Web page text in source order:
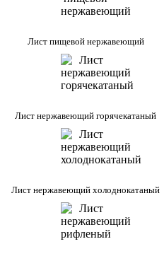
Лист пищевой нержавеющий
Лист нержавеющий горячекатаный
Лист нержавеющий холоднокатаный